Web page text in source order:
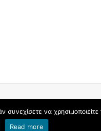
να
Read more